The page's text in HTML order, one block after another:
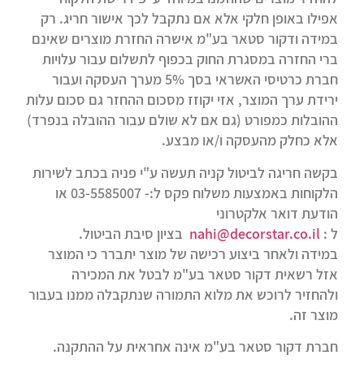
אפילו באופן חלקי אלא אם נתקבל לכך אישור חריג. רק
במידה ודקור סטאר בע"מ אישרה החזרת מוצרים שאינם
ברי החזרה במסגרת החוק בכפוף לתשלום עבור עלויות
חברת כרטיסי האשראי בסך 5% מערך העסקה ועבור
ירידת ערך המוצר, אזי יקוזז מסכום ההחזר גם סכום עלות
ההובלות כמפורט (גם אם לא שולם עבור ההובלה בנפרד)
אלא כחלק מהעסקה ו/או מבצע.
בקשה חריגה לביטול קניה תעשה ע"י פניה בכתב לשירות
הלקוחות באמצעות משלוח פקס ל:- 03-5585007 או
הודעת דואר אלקטרוני
ל : nahi@decorstar.co.il בציון סיבת הביטול.
במידה ולאחר ביצוע רכישה של מוצר יתברר כי המוצר
אזל רשאית דקור סטאר בע"מ לבטל את המכירה
ולהחזיר לרוכש את מלוא התמורה שנתקבלה ממנו בעבור
מוצר זה.
חברת דקור סטאר בע"מ אינה אחראית על ההתקנה.